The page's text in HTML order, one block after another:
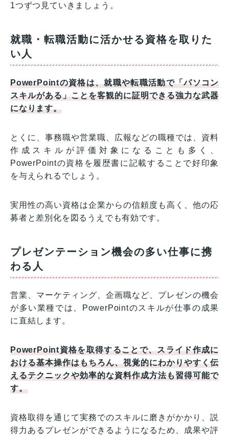
1つずつ見ていきましょう。
就職・転職活動に活かせる資格を取りた
い人
PowerPointの資格は、就職や転職活動で「パソコン
スキルがある」ことを客観的に証明できる強力な武器
になります。
とくに、事務職や営業職、広報などの職種では、資料
作成スキルが評価対象になることも多く、
PowerPointの資格を履歴書に記載することで好印象
を与えられるでしょう。
実用性の高い資格は企業からの信頼度も高く、他の応
募者と差別化を図るうえでも有効です。
プレゼンテーション機会の多い仕事に携
わる人
営業、マーケティング、企画職など、プレゼンの機会
が多い業種では、PowerPointのスキルが仕事の成果
に直結します。
PowerPoint資格を取得することで、スライド作成に
おける基本操作はもちろん、視覚的にわかりやすく伝
えるテクニックや効率的な資料作成方法も習得可能で
す。
資格取得を通じて実務でのスキルに磨きがかかり、説
得力あるプレゼンができるようになるため、成果や評